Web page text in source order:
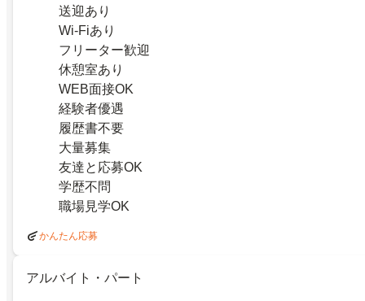
送迎あり
Wi-Fiあり
フリーター歓迎
休憩室あり
WEB面接OK
経験者優遇
履歴書不要
大量募集
友達と応募OK
学歴不問
職場見学OK
かんたん応募
アルバイト・パート